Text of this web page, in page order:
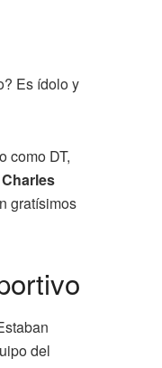
Es ídolo y
como DT,
gratísimos
del